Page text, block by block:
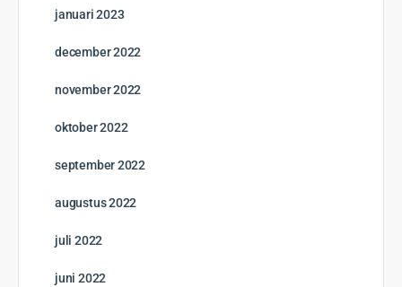
januari 2023
december 2022
november 2022
oktober 2022
september 2022
augustus 2022
juli 2022
juni 2022